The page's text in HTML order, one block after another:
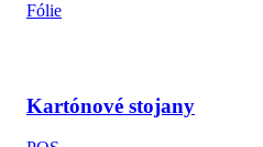
Fólie
Kartónové stojany